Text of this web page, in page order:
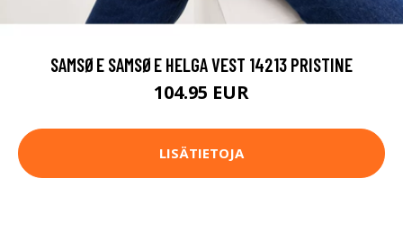
SAMSØE SAMSØE HELGA VEST 14213 PRISTINE
104.95 EUR
LISÄTIETOJA